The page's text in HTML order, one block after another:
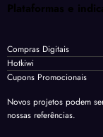
Plataformas e
Compras Digitais
Hotkiwi
Cupons Promocionais
Novos projetos podem
nossas referências.